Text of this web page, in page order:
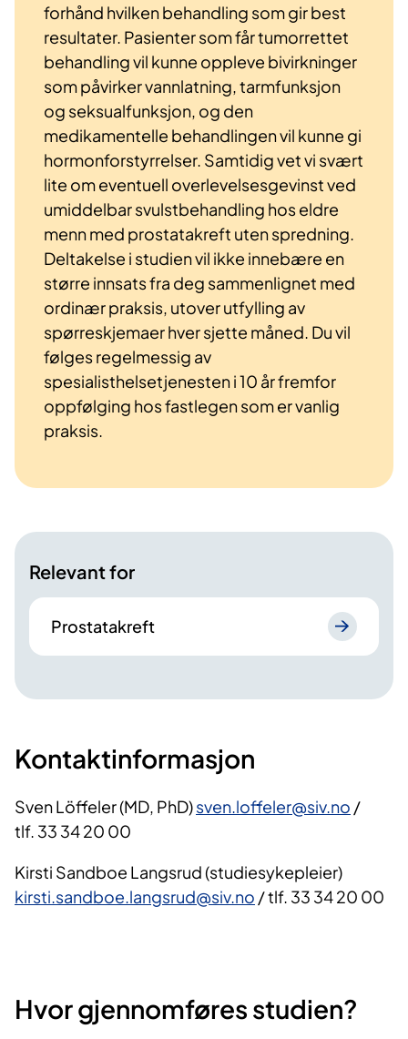
forhånd hvilken behandling som gir best
resultater. Pasienter som får tumorrettet
behandling vil kunne oppleve bivirkninger
som påvirker vannlatning, tarmfunksjon
og seksualfunksjon, og den
medikamentelle behandlingen vil kunne gi
hormonforstyrrelser. Samtidig vet vi svært
lite om eventuell overlevelsesgevinst ved
umiddelbar svulstbehandling hos eldre
menn med prostatakreft uten spredning.
Deltakelse i studien vil ikke innebære en
større innsats fra deg sammenlignet med
ordinær praksis, utover utfylling av
spørreskjemaer hver sjette måned. Du vil
følges regelmessig av
spesialisthelsetjenesten i 10 år fremfor
oppfølging hos fastlegen som er vanlig
praksis.
Relevant for
Prostatakreft
Kontaktinformasjon
Sven Löffeler (MD, PhD)sven.loffeler@siv.no /
tlf. 33 34 20 00
Kirsti Sandboe Langsrud (studiesykepleier)
kirsti.sandboe.langsrud@siv.no / tlf. 33 34 20 00
Hvor gjennomføres studien?